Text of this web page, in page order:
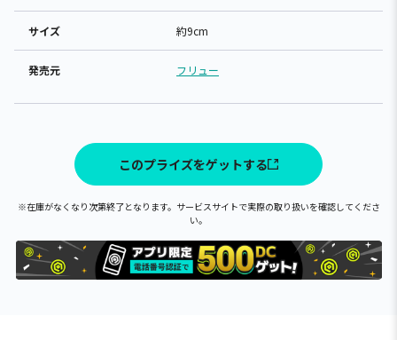
サイズ 約9cm
発売元 フリュー
このプライズをゲットする
※在庫がなくなり次第終了となります。サービスサイトで実際の取り扱いを確認してくださ
い。